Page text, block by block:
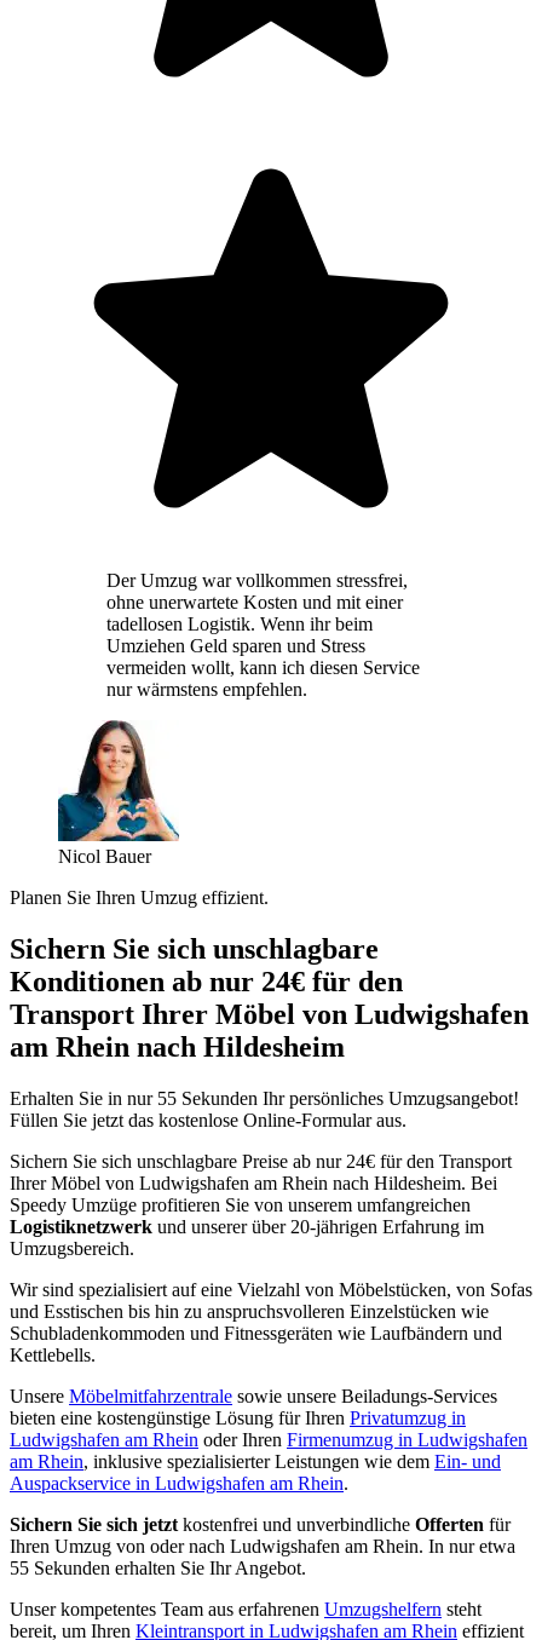
Der Umzug war vollkommen stressfrei,
ohne unerwartete Kosten und mit einer
tadellosen Logistik. Wenn ihr beim
Umziehen Geld sparen und Stress
vermeiden wollt, kann ich diesen Service
nur wärmstens empfehlen.
Nicol Bauer
Planen Sie Ihren Umzug effizient.
Sichern Sie sich unschlagbare
Konditionen ab nur 24€ für den
Transport Ihrer Möbel von Ludwigshafen
am Rhein nach Hildesheim
Erhalten Sie in nur 55 Sekunden Ihr persönliches Umzugsangebot!
Füllen Sie jetzt das kostenlose Online-Formular aus.
Sichern Sie sich unschlagbare Preise ab nur 24€ für den Transport
Ihrer Möbel von Ludwigshafen am Rhein nach Hildesheim. Bei
Speedy Umzüge profitieren Sie von unserem umfangreichen
Logistiknetzwerk und unserer über 20-jährigen Erfahrung im
Umzugsbereich.
Wir sind spezialisiert auf eine Vielzahl von Möbelstücken, von Sofas
und Esstischen bis hin zu anspruchsvolleren Einzelstücken wie
Schubladenkommoden und Fitnessgeräten wie Laufbändern und
Kettlebells.
Unsere Möbelmitfahrzentrale sowie unsere Beiladungs-Services
bieten eine kostengünstige Lösung für Ihren Privatumzug in
Ludwigshafen am Rhein oder Ihren Firmenumzug in Ludwigshafen
am Rhein, inklusive spezialisierter Leistungen wie dem Ein- und
Auspackservice in Ludwigshafen am Rhein.
Sichern Sie sich jetzt kostenfrei und unverbindliche Offerten für
Ihren Umzug von oder nach Ludwigshafen am Rhein. In nur etwa
55 Sekunden erhalten Sie Ihr Angebot.
Unser kompetentes Team aus erfahrenen Umzugshelfern steht
bereit, um Ihren Kleintransport in Ludwigshafen am Rhein effizient